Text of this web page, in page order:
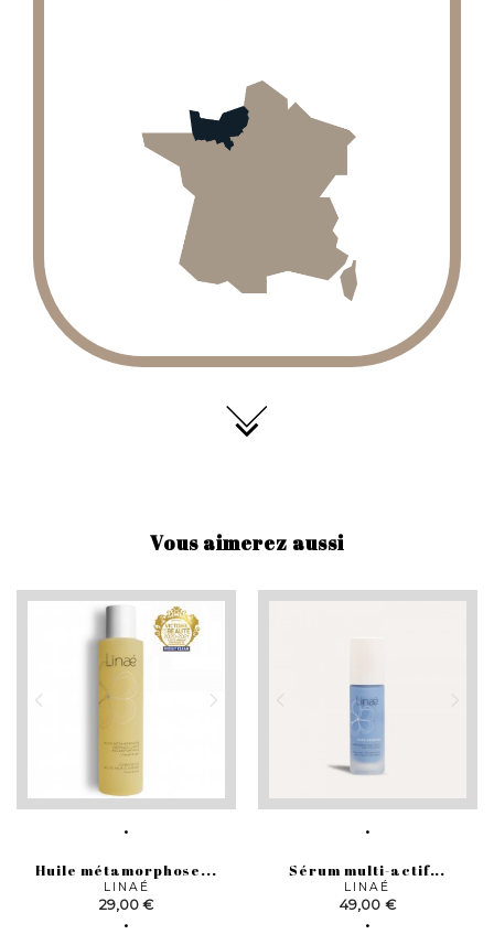
Vous aimerez aussi
Huile métamorphose...
LINAÉ
Prix
29,00 €
Sérum multi-actif...
LINAÉ
Prix
49,00 €